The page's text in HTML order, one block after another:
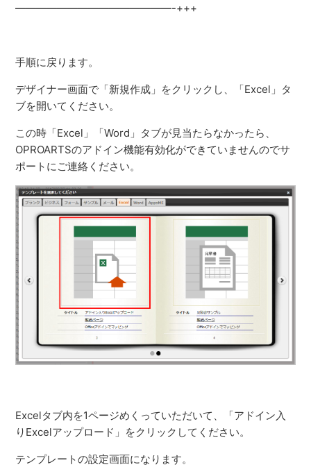
———————————————-+++
手順に戻ります。
デザイナー画面で「新規作成」をクリックし、「Excel」タ
ブを開いてください。
この時「Excel」「Word」タブが見当たらなかったら、
OPROARTSのアドイン機能有効化ができていませんのでサ
ポートにご連絡ください。
Excelタブ内を1ページめくっていただいて、「アドイン入
りExcelアップロード」をクリックしてください。
テンプレートの設定画面になります。